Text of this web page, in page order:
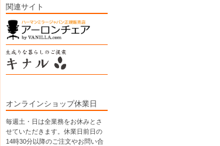
関連サイト
オンラインショップ休業日
毎週土・日は全業務をお休みとさ
せていただきます。休業日前日の
14時30分以降のご注文やお問い合